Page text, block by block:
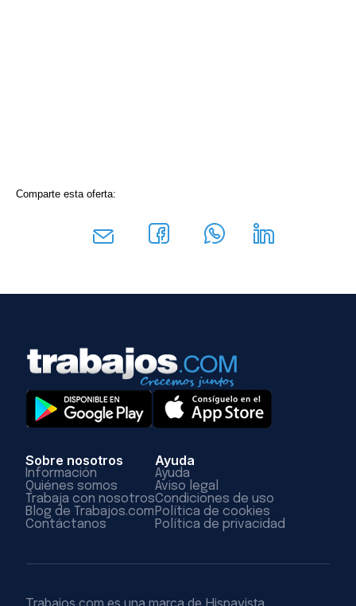
Comparte esta oferta:
Sobre nosotros
Información
Quiénes somos
Trabaja con nosotros
Blog de Trabajos.com
Contáctanos
Ayuda
Ayuda
Aviso legal
Condiciones de uso
Política de cookies
Política de privacidad